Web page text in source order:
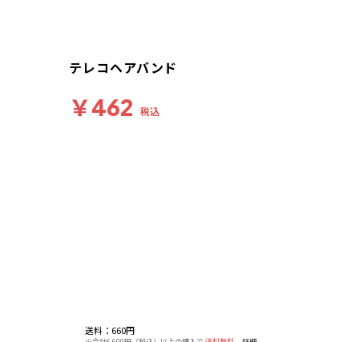
送料： 660円
テレコヘアバンド
￥462 税込